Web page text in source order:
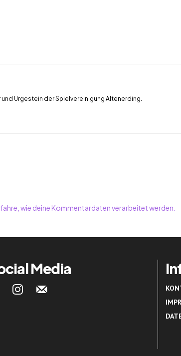
Urgestein der Spielvereinigung Altenerding.
wie deine Kommentardaten verarbeitet werden.
Media